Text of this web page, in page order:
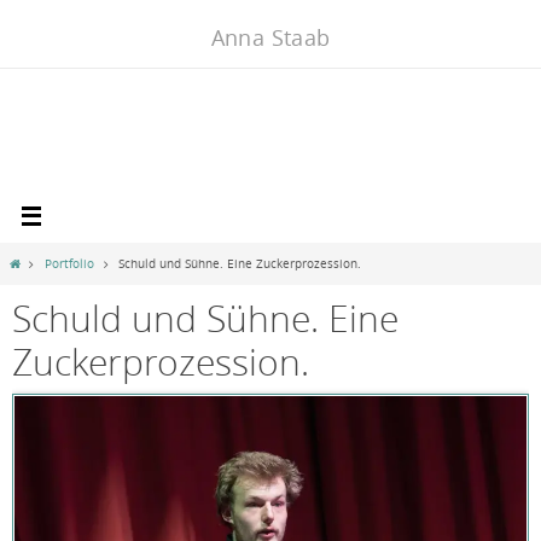
Anna Staab
HomePortfolio Schuld und Sühne. Eine Zuckerprozession.
Schuld und Sühne. Eine
Zuckerprozession.